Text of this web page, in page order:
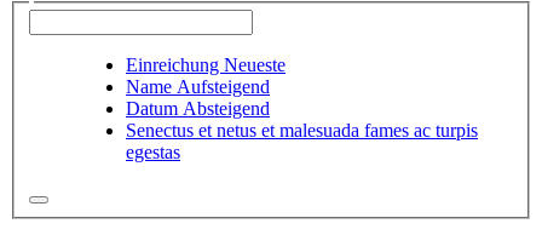
Einreichung Neueste
Name Aufsteigend
Datum Absteigend
Senectus et netus et malesuada fames ac turpis
egestas